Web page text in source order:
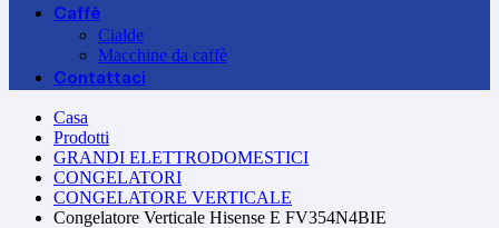
Caffè
Cialde
Macchine da caffè
Contattaci
Casa
Prodotti
GRANDI ELETTRODOMESTICI
CONGELATORI
CONGELATORE VERTICALE
Congelatore Verticale Hisense E FV354N4BIE